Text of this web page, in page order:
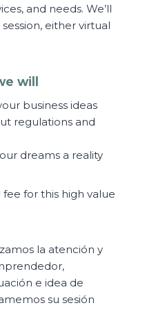
and needs. We’ll
either virtual
will
business ideas
regulations and
dreams a reality
fee for this high value
la atención y
e idea de
su sesión